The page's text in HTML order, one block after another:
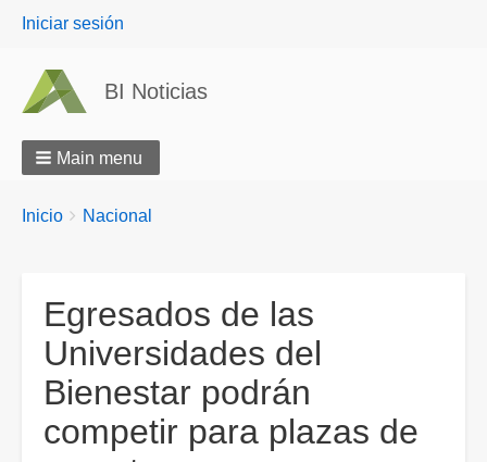
User
Iniciar sesión
BI Noticias
Main menu
Breadcrumbs
You
Inicio Nacional
Egresados de las
Universidades del
Bienestar podrán
competir para plazas de